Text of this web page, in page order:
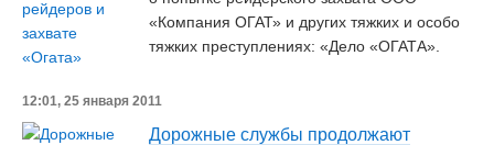
«Компания ОГАТ» и других тяжких и особо
тяжких преступлениях: «Дело «ОГАТА».
12:01, 25 января 2011
Дорожные службы продолжают